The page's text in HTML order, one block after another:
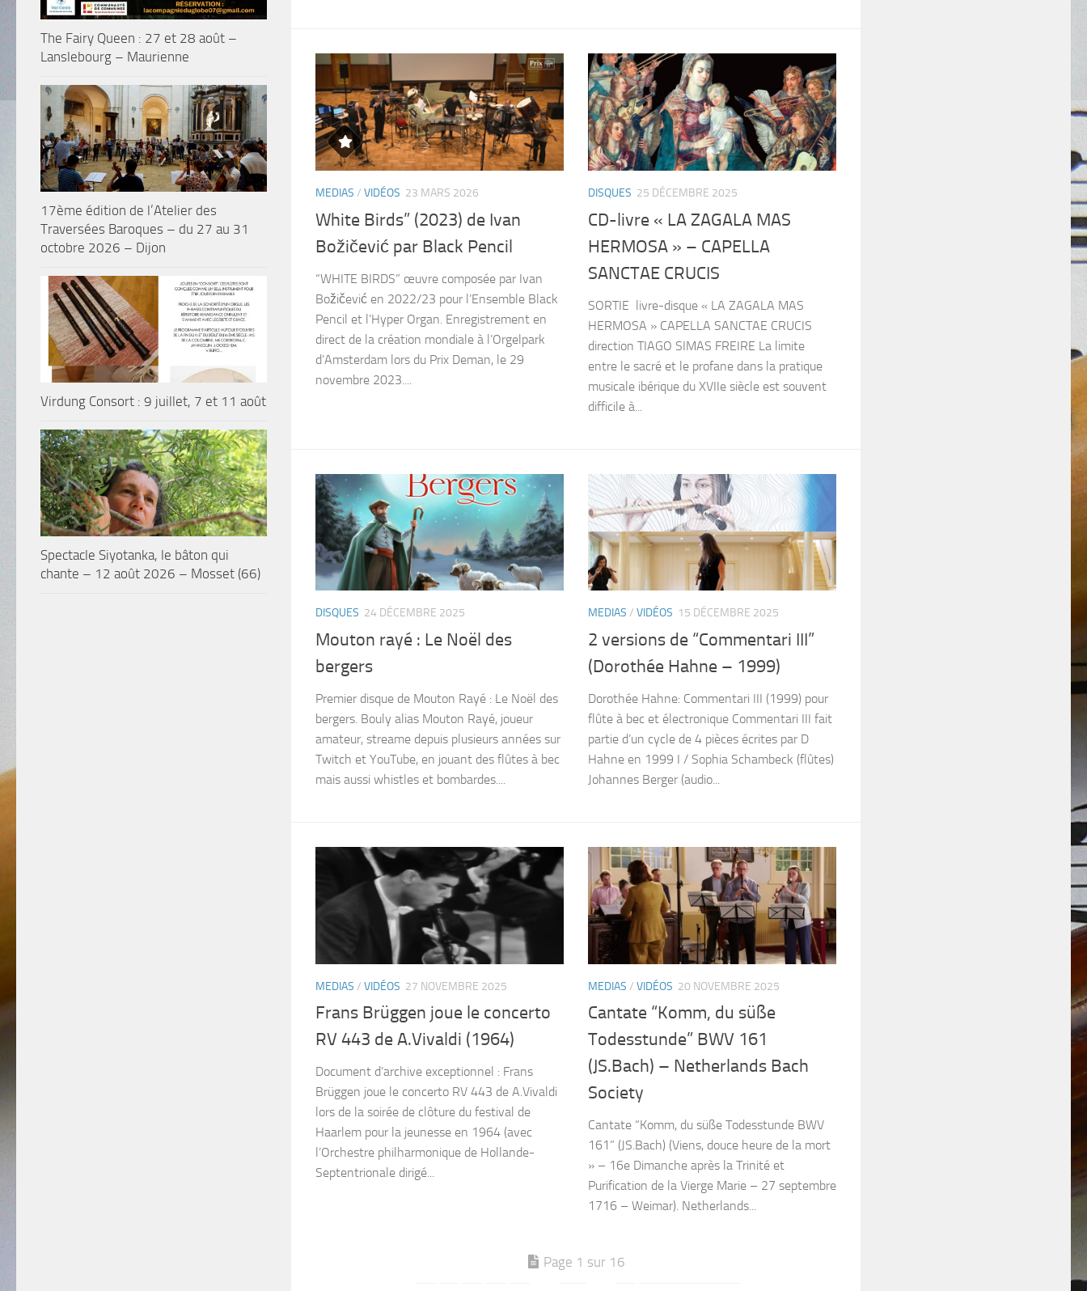
MEDIAS / VIDÉOS 23 MARS 2026
White Birds” (2023) de Ivan
Božičević par Black Pencil
“WHITE BIRDS” œuvre composée par Ivan
Božičević en 2022/23 pour l’Ensemble Black
Pencil et l’Hyper Organ. Enregistrement en
direct de la création mondiale à l’Orgelpark
d’Amsterdam lors du Prix Deman, le 29
novembre 2023....
DISQUES 25 DÉCEMBRE 2025
CD-livre « LA ZAGALA MAS
HERMOSA » – CAPELLA
SANCTAE CRUCIS
SORTIE livre-disque « LA ZAGALA MAS
HERMOSA » CAPELLA SANCTAE CRUCIS
direction TIAGO SIMAS FREIRE La limite
entre le sacré et le profane dans la pratique
musicale ibérique du XVIIe siècle est souvent
difficile à...
DISQUES 24 DÉCEMBRE 2025
Mouton rayé : Le Noël des
bergers
Premier disque de Mouton Rayé : Le Noël des
bergers. Bouly alias Mouton Rayé, joueur
amateur, streame depuis plusieurs années sur
Twitch et YouTube, en jouant des flûtes à bec
mais aussi whistles et bombardes....
MEDIAS / VIDÉOS 15 DÉCEMBRE 2025
2 versions de “Commentari III”
(Dorothée Hahne – 1999)
Dorothée Hahne: Commentari III (1999) pour
flûte à bec et électronique Commentari III fait
partie d’un cycle de 4 pièces écrites par D
Hahne en 1999 I / Sophia Schambeck (flûtes)
Johannes Berger (audio...
MEDIAS / VIDÉOS 27 NOVEMBRE 2025
Frans Brüggen joue le concerto
RV 443 de A.Vivaldi (1964)
Document d’archive exceptionnel : Frans
Brüggen joue le concerto RV 443 de A.Vivaldi
lors de la soirée de clôture du festival de
Haarlem pour la jeunesse en 1964 (avec
l’Orchestre philharmonique de Hollande-
Septentrionale dirigé...
MEDIAS / VIDÉOS 20 NOVEMBRE 2025
Cantate “Komm, du süße
Todesstunde” BWV 161
(JS.Bach) – Netherlands Bach
Society
Cantate “Komm, du süße Todesstunde BWV
161” (JS.Bach) (Viens, douce heure de la mort
» – 16e Dimanche après la Trinité et
Purification de la Vierge Marie – 27 septembre
1716 – Weimar). Netherlands...
Page 1 sur 16
The Fairy Queen : 27 et 28 août –
Lanslebourg – Maurienne
17ème édition de l’Atelier des
Traversées Baroques – du 27 au 31
octobre 2026 – Dijon
Virdung Consort : 9 juillet, 7 et 11 août
Spectacle Siyotanka, le bâton qui
chante – 12 août 2026 – Mosset (66)